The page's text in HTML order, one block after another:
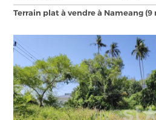
Terrain plat à vendre à Nameang (9